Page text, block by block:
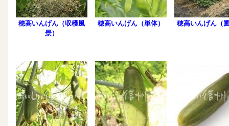
穂高いんげん（収穫風
景）
穂高いんげん（単体） 穂高いんげん（